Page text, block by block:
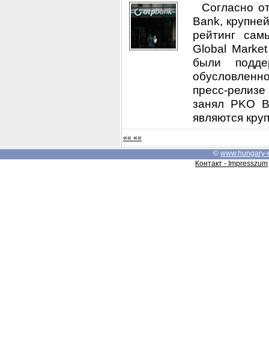
Согласно
Bank,
рейтинг
Global
были
пресс-
занял PKO
являются
«« ««
© www.hungary-
Контакт - Impresszum